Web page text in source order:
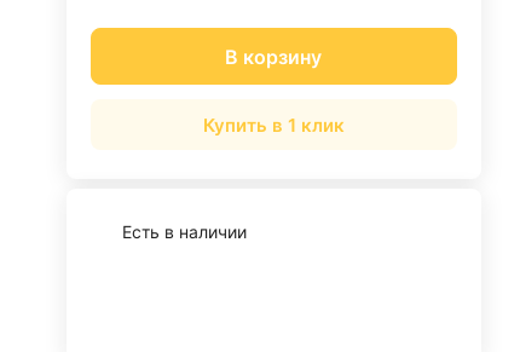
В корзину
Купить в 1 клик
Есть в наличии